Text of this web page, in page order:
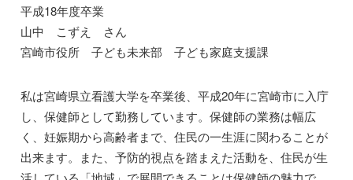
平成18年度卒業
山中 こずえ さん
宮崎市役所 子ども未来部 子ども家庭支援課
私は宮崎県立看護大学を卒業後、平成20年に宮崎市に入庁
し、保健師として勤務しています。保健師の業務は幅広
く、妊娠期から高齢者まで、住民の一生涯に関わることが
出来ます。また、予防的視点を踏まえた活動を、住民が生